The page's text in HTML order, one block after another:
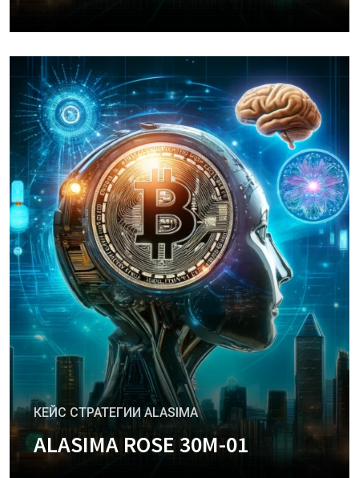
+
КЕЙС СТРАТЕГИИ ALASIMA
ALASIMA ROSE 30M-01